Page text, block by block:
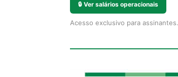
🔒 Ver salários operacionais
Acesso exclusivo para assinantes.